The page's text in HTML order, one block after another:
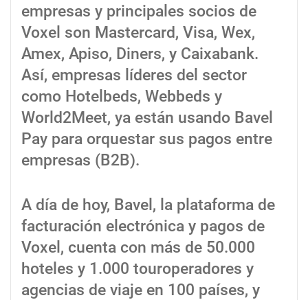
empresas y principales socios de
Voxel son Mastercard, Visa, Wex,
Amex, Apiso, Diners, y Caixabank.
Así, empresas líderes del sector
como Hotelbeds, Webbeds y
World2Meet, ya están usando Bavel
Pay para orquestar sus pagos entre
empresas (B2B).
A día de hoy, Bavel, la plataforma de
facturación electrónica y pagos de
Voxel, cuenta con más de 50.000
hoteles y 1.000 touroperadores y
agencias de viaje en 100 países, y